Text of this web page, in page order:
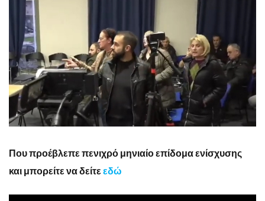
Που προέβλεπε πενιχρό μηνιαίο επίδομα ενίσχυσης
και μπορείτε να δείτεεδώ